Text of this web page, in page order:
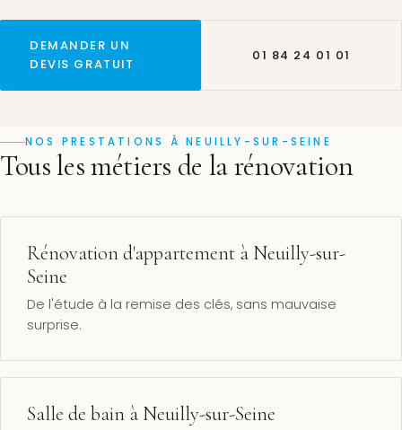
DEMANDER UN
DEVIS GRATUIT
01 84 24 01 01
NOS PRESTATIONS À NEUILLY-SUR-SEINE
Tous les métiers de la rénovation
Rénovation d'appartement à Neuilly-sur-
Seine
De l'étude à la remise des clés, sans mauvaise
surprise.
Salle de bain à Neuilly-sur-Seine